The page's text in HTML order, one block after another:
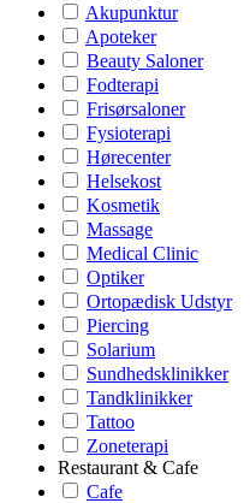
Akupunktur
Apoteker
Beauty Saloner
Fodterapi
Frisørsaloner
Fysioterapi
Hørecenter
Helsekost
Kosmetik
Massage
Medical Clinic
Optiker
Ortopædisk Udstyr
Piercing
Solarium
Sundhedsklinikker
Tandklinikker
Tattoo
Zoneterapi
Restaurant & Cafe
Cafe